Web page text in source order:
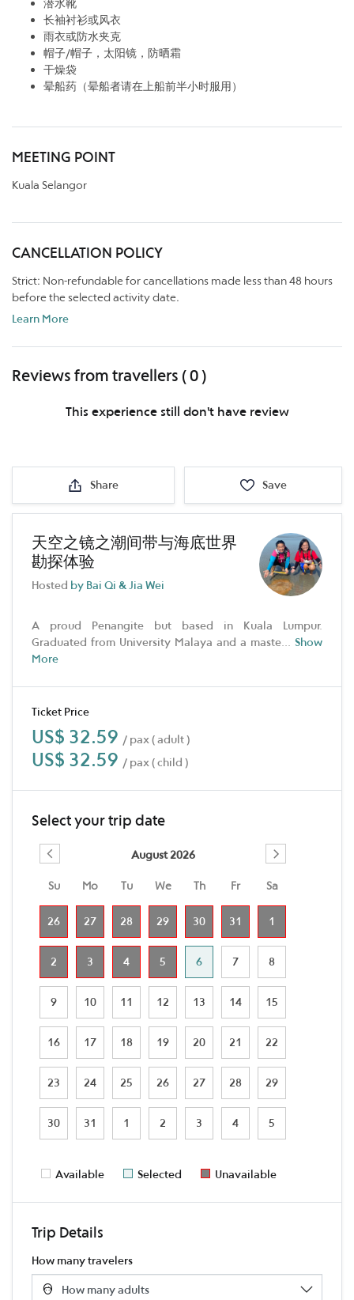
长袖衬衫或风衣
雨衣或防水夹克
帽子/帽子，太阳镜，防晒霜
干燥袋
晕船药（晕船者请在上船前半小时服用）
MEETING POINT
Kuala Selangor
CANCELLATION POLICY
Strict: Non-refundable for cancellations made less than 48 hours
before the selected activity date.
Learn More
Reviews from travellers ( 0 )
This experience still don't have review
Share Save
天空之镜之潮间带与海底世界
勘探体验
Hosted by Bai Qi & Jia Wei
A proud Penangite but based in Kuala Lumpur.
Graduated from University Malaya and a maste... Show
More
Ticket Price
US$ 32.59 / pax ( adult )
US$ 32.59 / pax ( child )
Select your trip date
August 2026
Su Mo Tu We Th Fr Sa
26 27 28 29 30 31 1
2 3 4 5 6 7 8
9 10 11 12 13 14 15
16 17 18 19 20 21 22
23 24 25 26 27 28 29
30 31 1 2 3 4 5
Available Selected Unavailable
Trip Details
How many travelers